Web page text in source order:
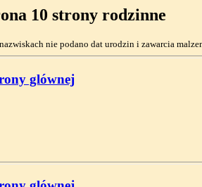
10 strony rodzinne
nie podano dat urodzin i zawarcia
glównej